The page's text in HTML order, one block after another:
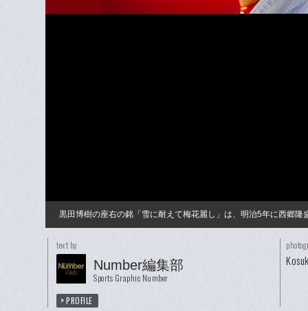
黒田博樹の座右の銘「雪に耐えて梅花麗し」は、明治5年に西郷隆
text by
Number編集部
Sports Graphic Number
PROFILE